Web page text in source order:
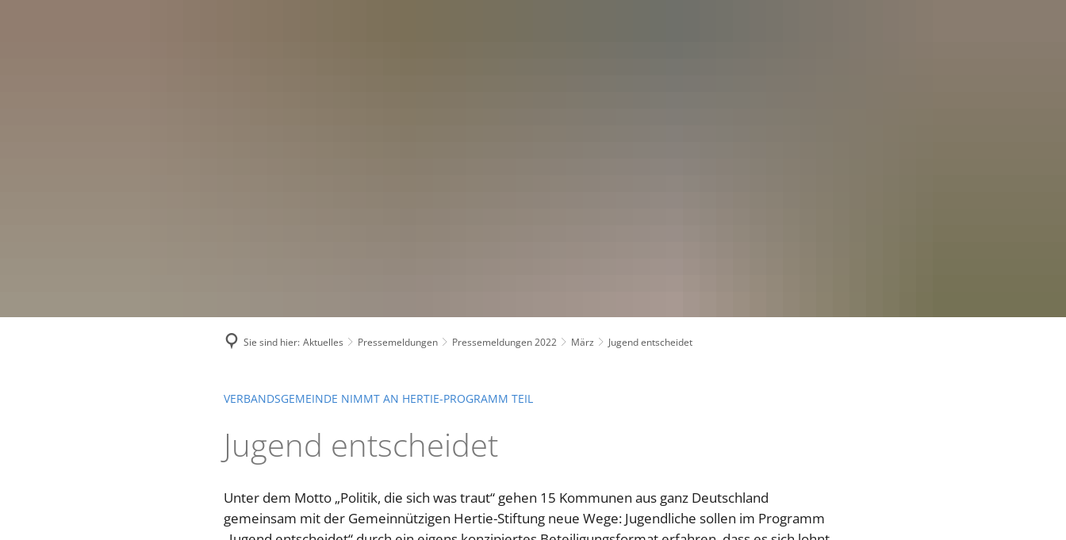
Sie sind hier: Aktuelles Pressemeldungen Pressemeldungen 2022 März Jugend entscheidet
VERBANDSGEMEINDE NIMMT AN HERTIE-PROGRAMM TEIL
Jugend entscheidet
Unter dem Motto „Politik, die sich was traut“ gehen 15 Kommunen aus ganz Deutschland
gemeinsam mit der Gemeinnützigen Hertie-Stiftung neue Wege: Jugendliche sollen im Programm